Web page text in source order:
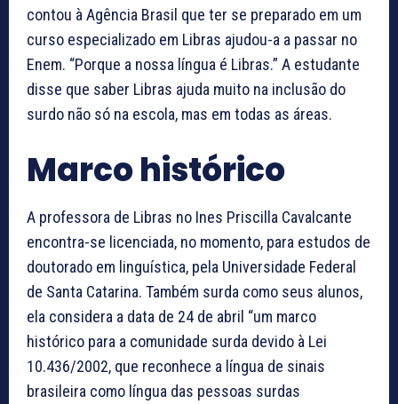
contou à Agência Brasil que ter se preparado em um
curso especializado em Libras ajudou-a a passar no
Enem. “Porque a nossa língua é Libras.” A estudante
disse que saber Libras ajuda muito na inclusão do
surdo não só na escola, mas em todas as áreas.
Marco histórico
A professora de Libras no Ines Priscilla Cavalcante
encontra-se licenciada, no momento, para estudos de
doutorado em linguística, pela Universidade Federal
de Santa Catarina. Também surda como seus alunos,
ela considera a data de 24 de abril “um marco
histórico para a comunidade surda devido à Lei
10.436/2002, que reconhece a língua de sinais
brasileira como língua das pessoas surdas